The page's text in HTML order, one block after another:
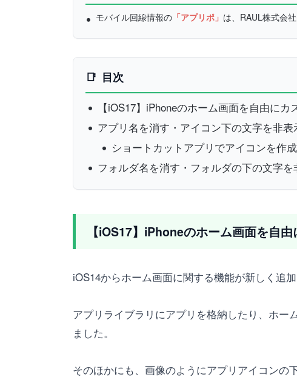
モバイル回線情報の 「アプリポ」 は、RAUL株式会
目次
【iOS17】iPhoneのホーム画面を自由にカ
アプリ名を消す・アイコン下の文字を非
ショートカットアプリでアイコンを作
フォルダ名を消す・フォルダの下の文字
【iOS17】iPhoneのホーム画面を自
iOS14からホーム画面に関する機能が新しく追加
アプリライブラリにアプリを格納したり、ホー
ました。
そのほかにも、画像のようにアプリアイコンの